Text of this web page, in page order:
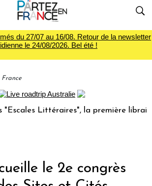
du 27/07 au 16/08. Retour de la newsletter
le 24/08/2026. Bel été !
France
Littéraires", la première librairie du
le 2e congrès